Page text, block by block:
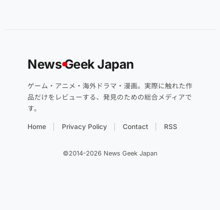
NewsGeek Japan
ゲーム・アニメ・海外ドラマ・漫画。実際に触れた作
品だけをレビューする、発見のための総合メディアで
す。
Home Privacy Policy Contact RSS
©2014-2026 News Geek Japan